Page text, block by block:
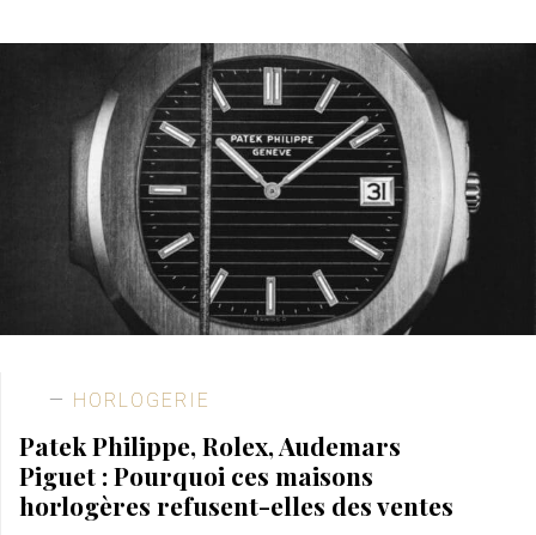
HORLOGERIE
Patek Philippe, Rolex, Audemars
Piguet : Pourquoi ces maisons
horlogères refusent-elles des ventes